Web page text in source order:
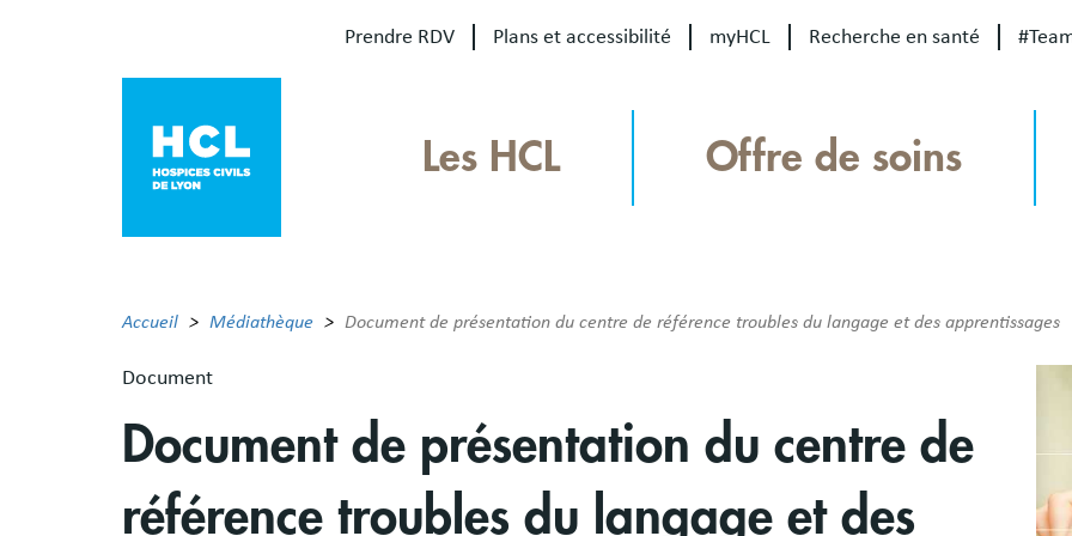
Prendre RDV Plans et accessibilité myHCL Recherche en santé
Les HCL Offre de soins
Accueil Médiathèque Document de présentation du centre de référence troubles du langage et des apprentissages
Document
Document de présentation du centre de
référence troubles du langage et des